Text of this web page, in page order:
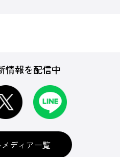
情報を配信中
ディア一覧